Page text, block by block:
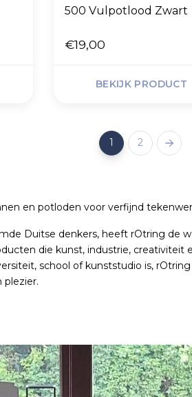
500 Vulpotlood Zwart
€19,00
BEKIJK PRODUCT
1 2
en potloden voor verfijnd
Duitse denkers, heeft rOtring de
die kunst, industrie, creativiteit
school of kunststudio is,